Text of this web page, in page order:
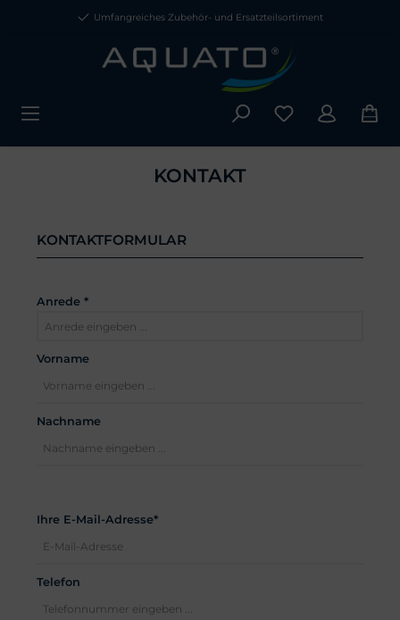
Umfangreiches Zubehör- und Ersatzteilsortiment
KONTAKT
KONTAKTFORMULAR
Anrede *
Vorname
Nachname
Ihre E-Mail-Adresse*
Telefon